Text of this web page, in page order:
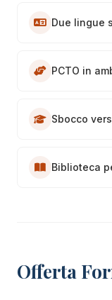
Due lingue
PCTO in
Sbocco
Biblioteca
Offerta